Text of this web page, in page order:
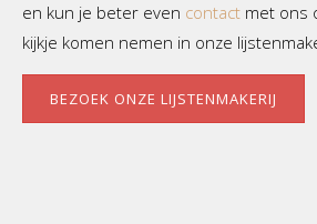
en kun je beter even contact met ons
kijkje komen nemen in onze
BEZOEK ONZE LIJSTENMAKERIJ